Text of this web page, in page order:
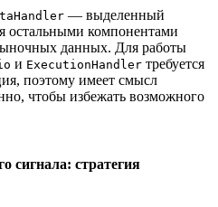
— выделенный
остальными компонентами
данных. Для работы
и ExecutionHandler требуется
поэтому имеет смысл
чтобы избежать возможного
сигнала: стратегия